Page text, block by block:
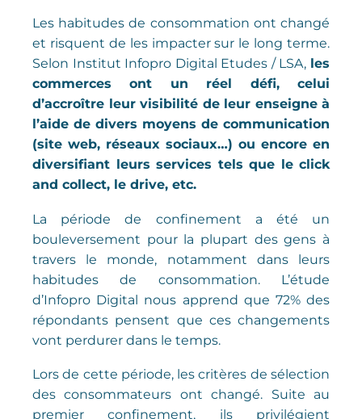
Les habitudes de consommation ont changé
et risquent de les impacter sur le long terme.
Selon Institut Infopro Digital Etudes / LSA, les
commerces ont un réel défi, celui
d’accroître leur visibilité de leur enseigne à
l’aide de divers moyens de communication
(site web, réseaux sociaux…) ou encore en
diversifiant leurs services tels que le click
and collect, le drive, etc.
La période de confinement a été un
bouleversement pour la plupart des gens à
travers le monde, notamment dans leurs
habitudes de consommation. L’étude
d’Infopro Digital nous apprend que 72% des
répondants pensent que ces changements
vont perdurer dans le temps.
Lors de cette période, les critères de sélection
des consommateurs ont changé. Suite au
premier confinement, ils privilégient